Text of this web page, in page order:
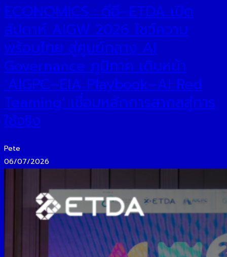
ECONOMICS : ดีอี–ETDA เปิด
สัปดาห์ AIGW 2026 โชว์ความ
พร้อมไทย สู่ศูนย์กลาง AI
Governance ภูมิภาค เดินหน้า
‘AIGPC–EIA Playbook–AI Red
Teaming’ เชื่อมหลักการสากลสู่การ
ใช้จริง
Pete
06/07/2026